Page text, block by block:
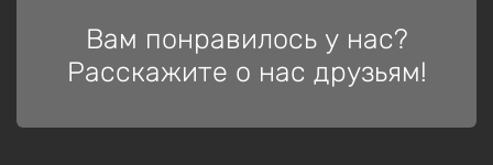
Вам понравилось у нас?
Расскажите о нас друзьям!